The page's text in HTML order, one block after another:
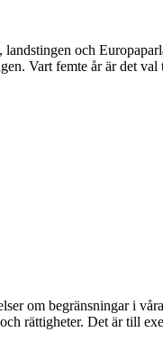
och
Vart femte år är det
om begränsningar i
rättigheter. Det är till